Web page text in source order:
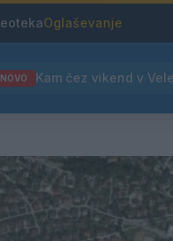
Oglaševanje
NOVO